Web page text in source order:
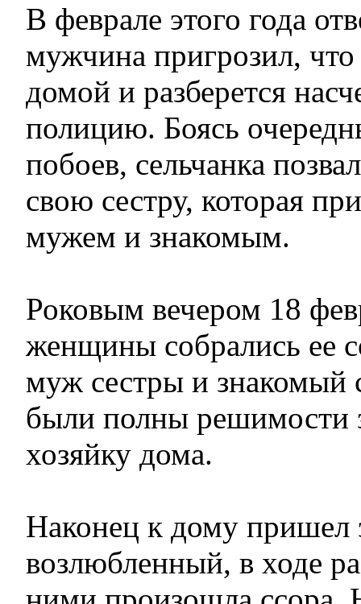
В феврале этого года
мужчина пригрозил,
домой и разберется
полицию. Боясь
побоев, сельчанка
свою сестру, которая
мужем и знакомым.
Роковым вечером 18
женщины собрались ее
муж сестры и знакомый
были полны решимости
хозяйку дома.
Наконец к дому пришел
возлюбленный, в ходе